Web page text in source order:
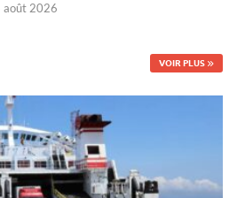
août 2026
VOIR PLUS